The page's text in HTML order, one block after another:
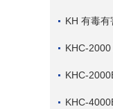
KH 有毒
KHC-
KHC-
KHC-